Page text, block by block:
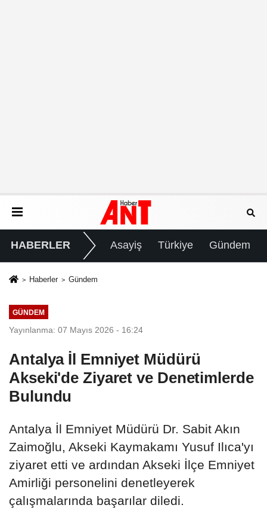
HABERLER Asayiş Türkiye Gündem
Haberler Gündem
GÜNDEM
Yayınlanma: 07 Mayıs 2026 - 16:24
Antalya İl Emniyet Müdürü
Akseki'de Ziyaret ve Denetimlerde
Bulundu
Antalya İl Emniyet Müdürü Dr. Sabit Akın
Zaimoğlu, Akseki Kaymakamı Yusuf Ilıca'yı
ziyaret etti ve ardından Akseki İlçe Emniyet
Amirliği personelini denetleyerek
çalışmalarında başarılar diledi.